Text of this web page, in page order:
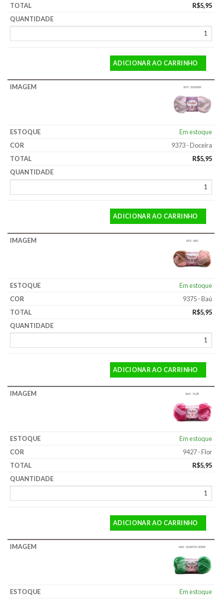
R$5,95
ADICIONAR AO CARRINHO
Em estoque
9373 - Doceira
R$5,95
ADICIONAR AO CARRINHO
Em estoque
9375 - Baú
R$5,95
ADICIONAR AO CARRINHO
Em estoque
9427 - Flor
R$5,95
ADICIONAR AO CARRINHO
Em estoque